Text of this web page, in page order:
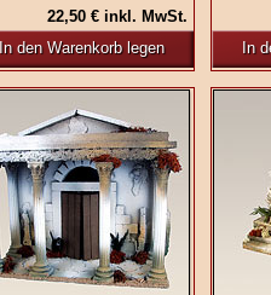
22,50 € inkl. MwSt.
In den Warenkorb legen
In